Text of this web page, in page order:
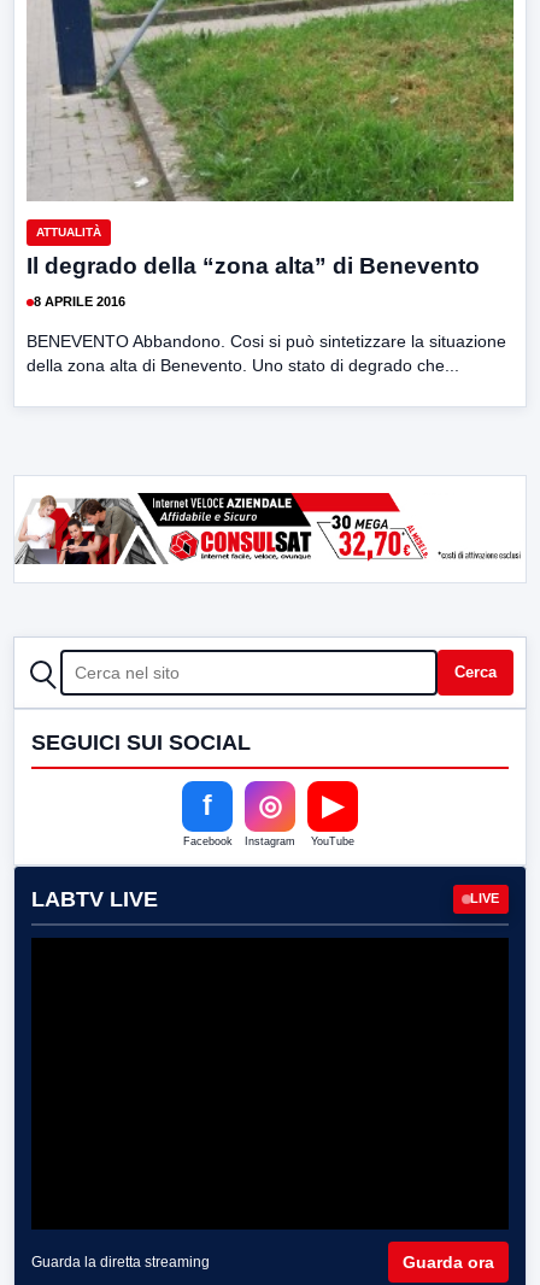
ATTUALITÀ
Il degrado della “zona alta” di Benevento
8 APRILE 2016
BENEVENTO Abbandono. Cosi si può sintetizzare la situazione
della zona alta di Benevento. Uno stato di degrado che...
CERCA Cerca
SEGUICI SUI SOCIAL
f
Facebook
◎
Instagram
▶
YouTube
LABTV LIVE LIVE
Guarda la diretta streaming Guarda ora